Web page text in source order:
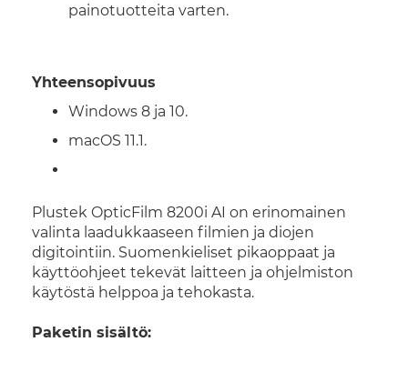
painotuotteita varten.
Yhteensopivuus
Windows 8 ja 10.
macOS 11.1.
Plustek OpticFilm 8200i AI on erinomainen
valinta laadukkaaseen filmien ja diojen
digitointiin. Suomenkieliset pikaoppaat ja
käyttöohjeet tekevät laitteen ja ohjelmiston
käytöstä helppoa ja tehokasta.
Paketin sisältö: